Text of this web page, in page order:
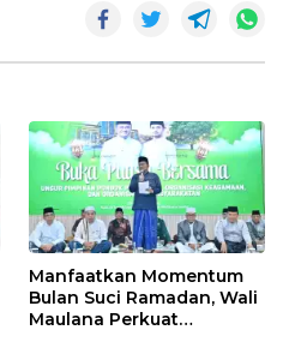
Manfaatkan Momentum
Bulan Suci Ramadan, Wali
Maulana Perkuat